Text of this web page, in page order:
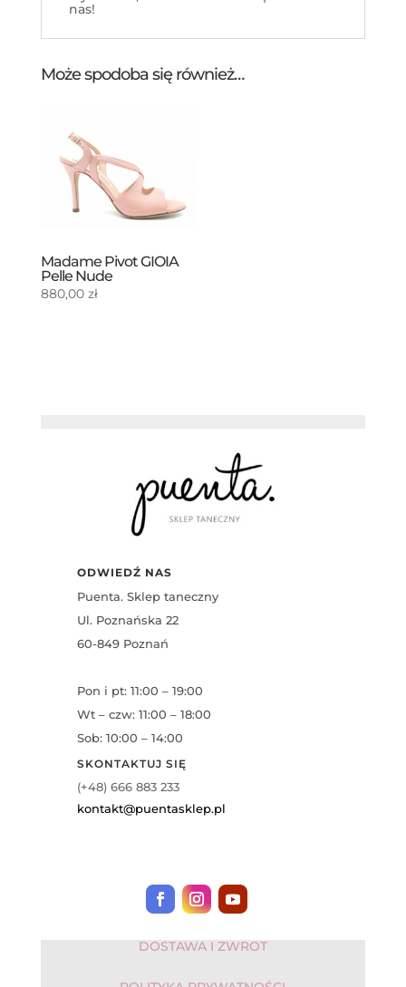
nas!
Może spodoba się również…
Madame Pivot GIOIA
Pelle Nude
880,00 zł
ODWIEDŹ NAS
Puenta. Sklep taneczny
Ul. Poznańska 22
60-849 Poznań
Pon i pt: 11:00 – 19:00
Wt – czw: 11:00 – 18:00
Sob: 10:00 – 14:00
SKONTAKTUJ SIĘ
(+48) 666 883 233
kontakt@puentasklep.pl
DOSTAWA I ZWROT